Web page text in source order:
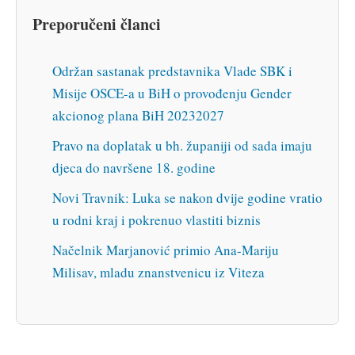
Preporučeni članci
Održan sastanak predstavnika Vlade SBK i
Misije OSCE-a u BiH o provođenju Gender
akcionog plana BiH 20232027
Pravo na doplatak u bh. županiji od sada imaju
djeca do navršene 18. godine
Novi Travnik: Luka se nakon dvije godine vratio
u rodni kraj i pokrenuo vlastiti biznis
Načelnik Marjanović primio Ana-Mariju
Milisav, mladu znanstvenicu iz Viteza